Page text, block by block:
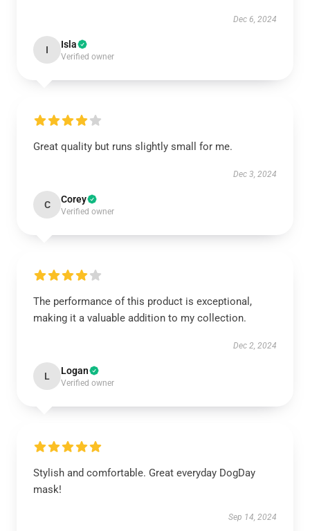
Dec 6, 2024
I Isla
Verified owner
Great quality but runs slightly small for me.
Dec 3, 2024
C Corey
Verified owner
The performance of this product is exceptional,
making it a valuable addition to my collection.
Dec 2, 2024
L Logan
Verified owner
Stylish and comfortable. Great everyday DogDay
mask!
Sep 14, 2024